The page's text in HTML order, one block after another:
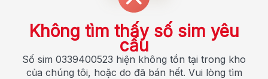
Không tìm thấy số sim yêu
cầu
Số sim 0339400523 hiện không tồn tại trong kho
của chúng tôi, hoặc do đã bán hết. Vui lòng tìm